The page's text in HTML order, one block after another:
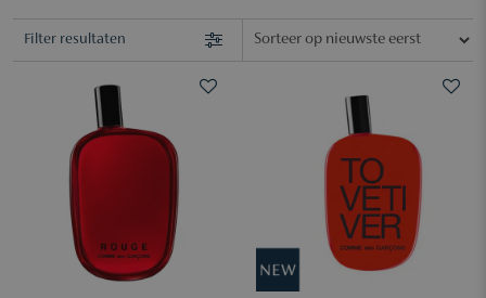
Filter resultaten